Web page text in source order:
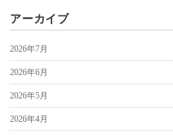
アーカイブ
2026年7月
2026年6月
2026年5月
2026年4月